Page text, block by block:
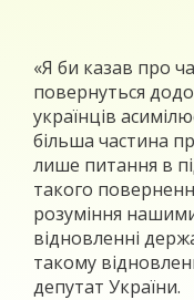
«Я би казав про
повернуться
українців
більша частина
лише питання в
такого
розуміння
відновленні
такому
депутат України.